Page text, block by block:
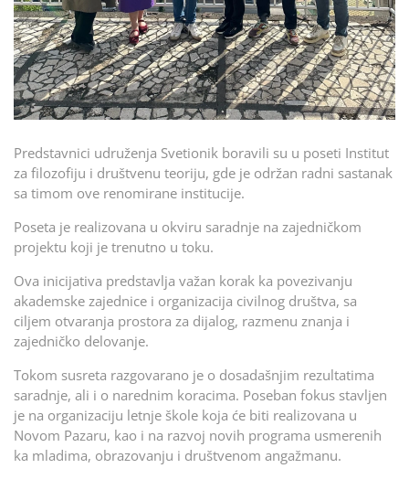
Predstavnici udruženja Svetionik boravili su u poseti Institut
za filozofiju i društvenu teoriju, gde je održan radni sastanak
sa timom ove renomirane institucije.
Poseta je realizovana u okviru saradnje na zajedničkom
projektu koji je trenutno u toku.
Ova inicijativa predstavlja važan korak ka povezivanju
akademske zajednice i organizacija civilnog društva, sa
ciljem otvaranja prostora za dijalog, razmenu znanja i
zajedničko delovanje.
Tokom susreta razgovarano je o dosadašnjim rezultatima
saradnje, ali i o narednim koracima. Poseban fokus stavljen
je na organizaciju letnje škole koja će biti realizovana u
Novom Pazaru, kao i na razvoj novih programa usmerenih
ka mladima, obrazovanju i društvenom angažmanu.